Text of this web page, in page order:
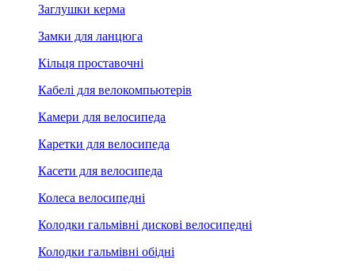
Заглушки керма
Замки для ланцюга
Кільця проставочні
Кабелі для велокомпьютерів
Камери для велосипеда
Каретки для велосипеда
Касети для велосипеда
Колеса велосипедні
Колодки гальмівні дискові велосипедні
Колодки гальмівні обідні